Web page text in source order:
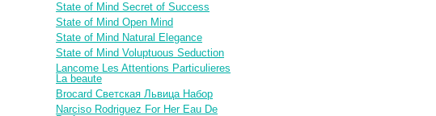
State of Mind Secret of Success
State of Mind Open Mind
State of Mind Natural Elegance
State of Mind Voluptuous Seduction
Lancome Les Attentions Particulieres
La beaute
Brocard Светская Львица Набор
Narciso Rodriguez For Her Eau De